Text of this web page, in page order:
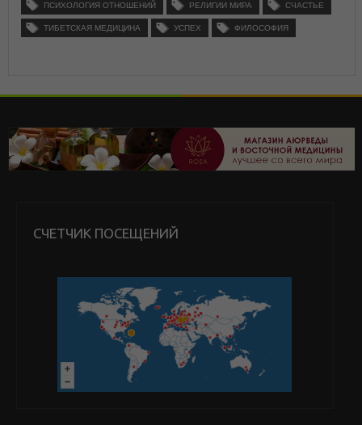
ПСИХОЛОГИЯ ОТНОШЕНИЙ РЕЛИГИИ МИРА СЧАСТЬЕ
ТИБЕТСКАЯ МЕДИЦИНА УСПЕХ ФИЛОСОФИЯ
СЧЕТЧИК ПОСЕЩЕНИЙ